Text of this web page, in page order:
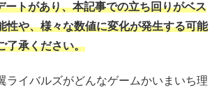
トがあり、本記事での立ち回りがベス
性や、様々な数値に変化が発生する可能
了承ください。
ライバルズがどんなゲームかいまいち理